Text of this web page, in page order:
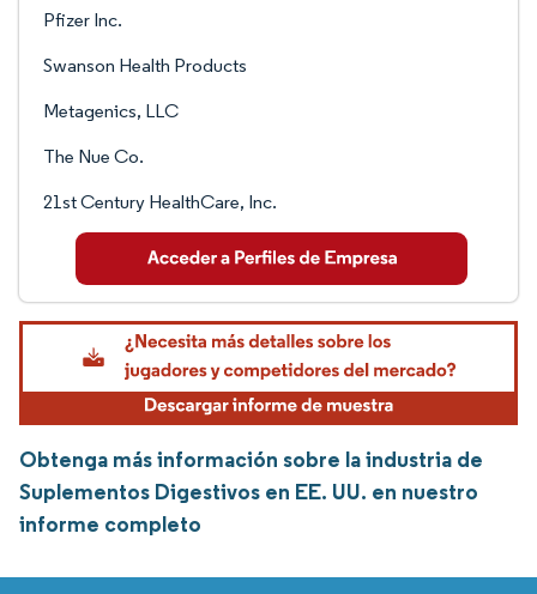
Pfizer Inc.
Swanson Health Products
Metagenics, LLC
The Nue Co.
21st Century HealthCare, Inc.
Obtenga más información sobre la industria de
Suplementos Digestivos en EE. UU. en nuestro
informe completo